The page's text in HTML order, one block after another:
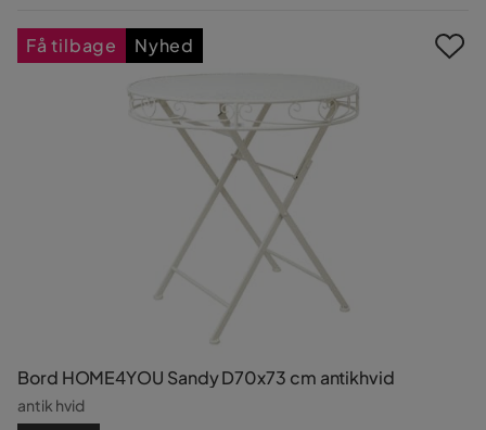
Bord HOME4YOU Sandy D70x73 cm antikhvid
antik hvid
Få tilbage Nyhed